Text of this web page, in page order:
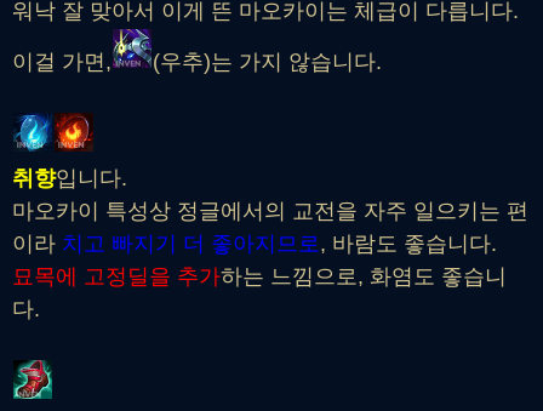
워낙 잘 맞아서 이게 뜬 마오카이는 체급이 다릅니다.
이걸 가면, (우추)는 가지 않습니다.
취향입니다.
마오카이 특성상 정글에서의 교전을 자주 일으키는 편
이라 치고 빠지기 더 좋아지므로 , 바람도 좋습니다.
묘목에 고정딜을 추가하는 느낌으로, 화염도 좋습니
다.